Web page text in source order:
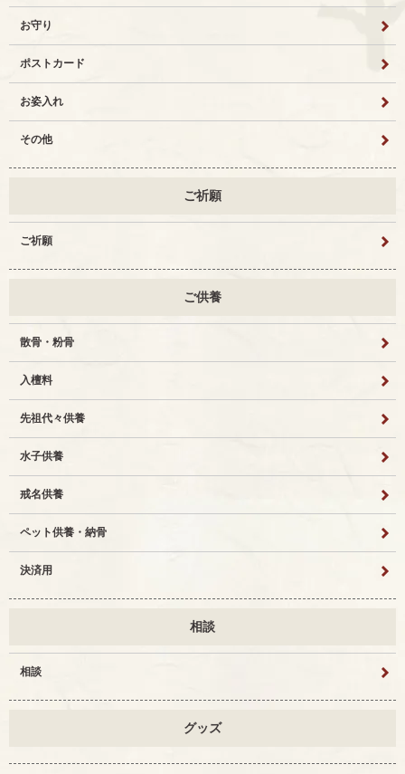
お守り
ポストカード
お姿入れ
その他
ご祈願
ご祈願
ご供養
散骨・粉骨
入檀料
先祖代々供養
水子供養
戒名供養
ペット供養・納骨
決済用
相談
相談
グッズ